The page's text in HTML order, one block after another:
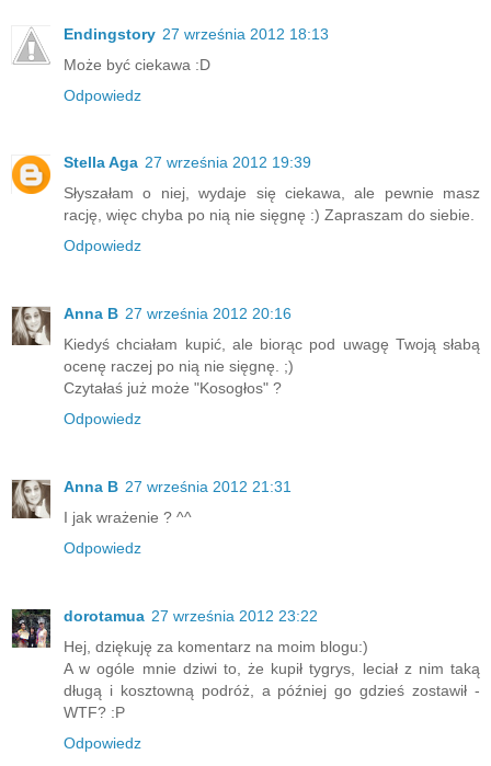
Endingstory 27 września 2012 18:13
Może być ciekawa :D
Odpowiedz
Stella Aga 27 września 2012 19:39
Słyszałam o niej, wydaje się ciekawa, ale pewnie masz
rację, więc chyba po nią nie sięgnę :) Zapraszam do siebie.
Odpowiedz
Anna B 27 września 2012 20:16
Kiedyś chciałam kupić, ale biorąc pod uwagę Twoją słabą
ocenę raczej po nią nie sięgnę. ;)
Czytałaś już może "Kosogłos" ?
Odpowiedz
Anna B 27 września 2012 21:31
I jak wrażenie ? ^^
Odpowiedz
dorotamua 27 września 2012 23:22
Hej, dziękuję za komentarz na moim blogu:)
A w ogóle mnie dziwi to, że kupił tygrys, leciał z nim taką
długą i kosztowną podróż, a później go gdzieś zostawił -
WTF? :P
Odpowiedz